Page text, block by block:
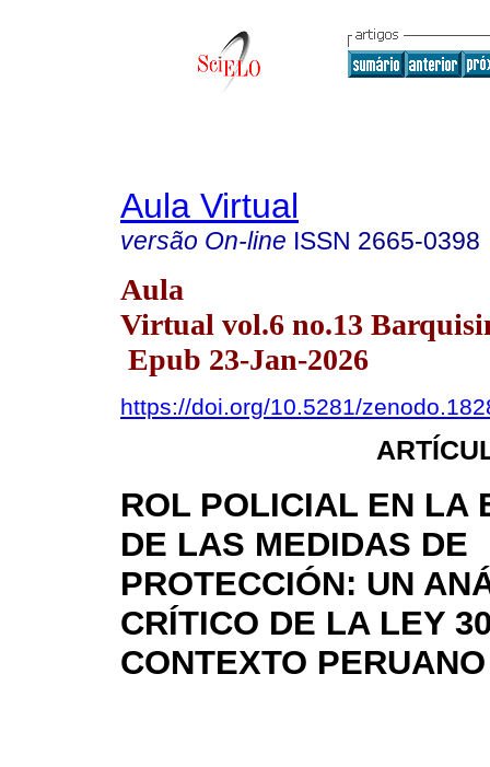
Aula Virtual
versão On-line ISSN 2665-0398
Aula
Virtual vol.6 no.13
Epub 23-Jan-2026
https://doi.org/10.5281/
ROL POLICIAL EN LA
DE LAS MEDIDAS DE
PROTECCIÓN: UN
CRÍTICO DE LA LEY
CONTEXTO PERUANO